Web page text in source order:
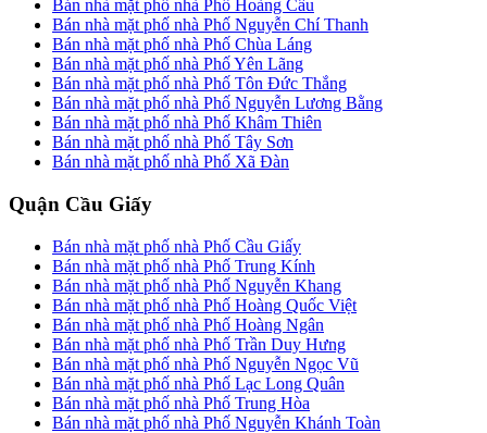
Bán nhà mặt phố nhà Phố Hoàng Cầu
Bán nhà mặt phố nhà Phố Nguyễn Chí Thanh
Bán nhà mặt phố nhà Phố Chùa Láng
Bán nhà mặt phố nhà Phố Yên Lãng
Bán nhà mặt phố nhà Phố Tôn Đức Thắng
Bán nhà mặt phố nhà Phố Nguyễn Lương Bằng
Bán nhà mặt phố nhà Phố Khâm Thiên
Bán nhà mặt phố nhà Phố Tây Sơn
Bán nhà mặt phố nhà Phố Xã Đàn
Quận Cầu Giấy
Bán nhà mặt phố nhà Phố Cầu Giấy
Bán nhà mặt phố nhà Phố Trung Kính
Bán nhà mặt phố nhà Phố Nguyễn Khang
Bán nhà mặt phố nhà Phố Hoàng Quốc Việt
Bán nhà mặt phố nhà Phố Hoàng Ngân
Bán nhà mặt phố nhà Phố Trần Duy Hưng
Bán nhà mặt phố nhà Phố Nguyễn Ngọc Vũ
Bán nhà mặt phố nhà Phố Lạc Long Quân
Bán nhà mặt phố nhà Phố Trung Hòa
Bán nhà mặt phố nhà Phố Nguyễn Khánh Toàn